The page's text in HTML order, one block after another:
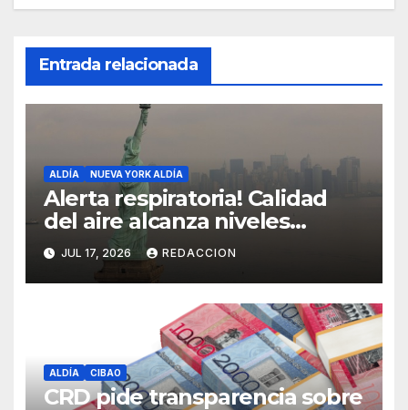
Entrada relacionada
ALDÍA NUEVA YORK ALDÍA
Alerta respiratoria! Calidad
del aire alcanza niveles
peligrosos en NYC
JUL 17, 2026 REDACCION
ALDÍA CIBAO
CRD pide transparencia sobre